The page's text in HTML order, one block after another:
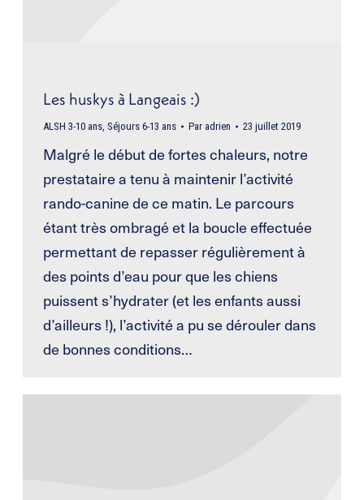
Les huskys à Langeais :)
ALSH 3-10 ans, Séjours 6-13 ans Par adrien 23 juillet 2019
Malgré le début de fortes chaleurs, notre
prestataire a tenu à maintenir l’activité
rando-canine de ce matin. Le parcours
étant très ombragé et la boucle effectuée
permettant de repasser régulièrement à
des points d’eau pour que les chiens
puissent s’hydrater (et les enfants aussi
d’ailleurs !), l’activité a pu se dérouler dans
de bonnes conditions…